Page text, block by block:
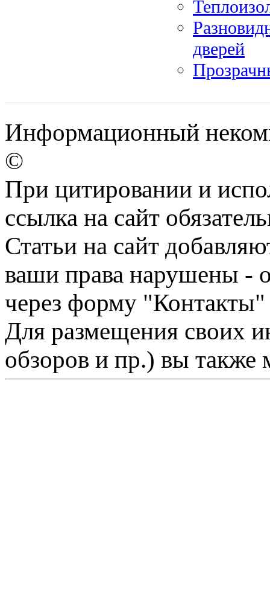
дверей
Информационный
©
При цитировании и
ссылка на сайт
Статьи на сайт
ваши права нарушены -
через форму "Контакты"
Для размещения своих
обзоров и пр.) вы также